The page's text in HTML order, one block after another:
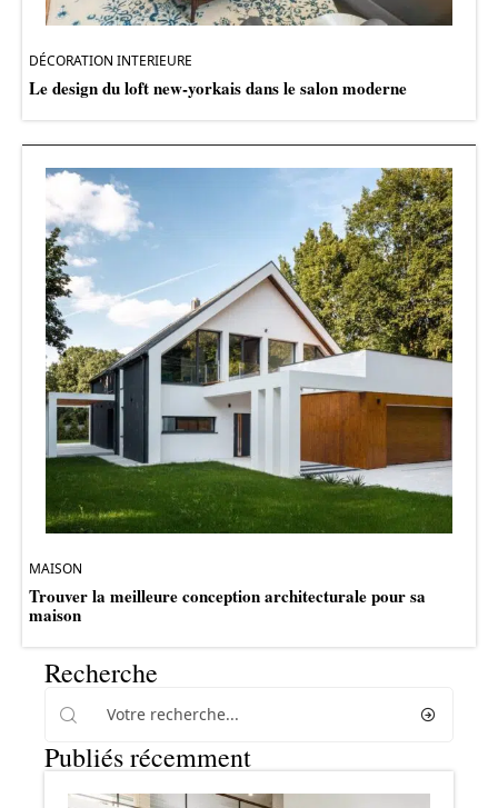
DÉCORATION INTERIEURE
Le design du loft new-yorkais dans le salon moderne
MAISON
Trouver la meilleure conception architecturale pour sa
maison
Recherche
Publiés récemment